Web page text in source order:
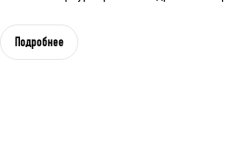
Подробнее